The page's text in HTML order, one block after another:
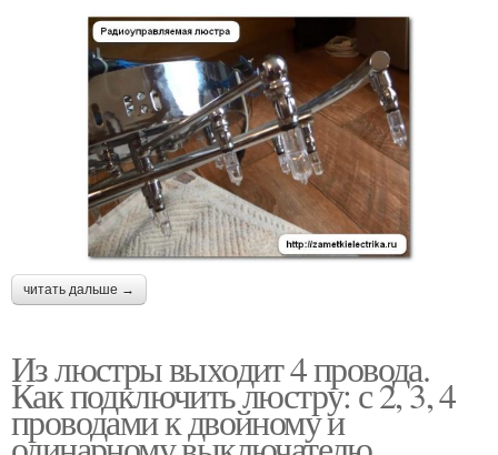
читать дальше →
Из люстры выходит 4 провода.
Как подключить люстру: с 2, 3, 4
проводами к двойному и